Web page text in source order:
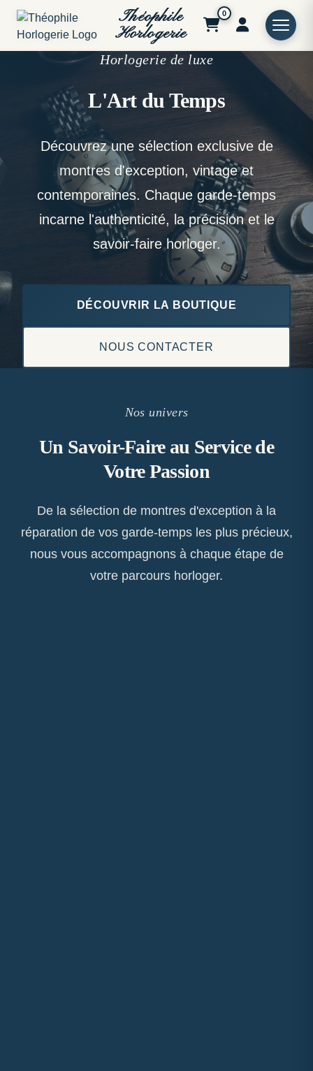
Théophile
Horlogerie
0
Horlogerie de luxe
L'Art du Temps
Découvrez une sélection exclusive de
montres d'exception, vintage et
contemporaines. Chaque garde-temps
incarne l'authenticité, la précision et le
savoir-faire horloger.
DÉCOUVRIR LA BOUTIQUE
NOUS CONTACTER
Nos univers
Un Savoir-Faire au Service de
Votre Passion
De la sélection de montres d'exception à la
réparation de vos garde-temps les plus précieux,
nous vous accompagnons à chaque étape de
votre parcours horloger.